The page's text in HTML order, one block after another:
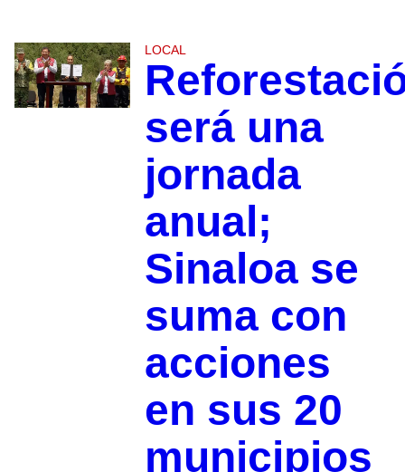
LOCAL
será una
jornada
anual;
Sinaloa se
suma con
acciones
en sus 20
municipios